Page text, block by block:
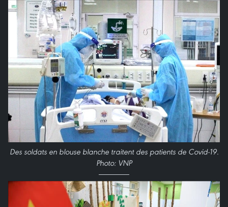
Des soldats en blouse blanche traitent des patients de Covid-19.
Photo: VNP